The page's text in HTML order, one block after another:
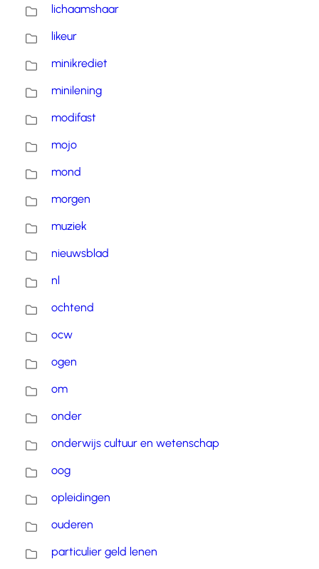
lichaamshaar
likeur
minikrediet
minilening
modifast
mojo
mond
morgen
muziek
nieuwsblad
nl
ochtend
ocw
ogen
om
onder
onderwijs cultuur en wetenschap
oog
opleidingen
ouderen
particulier geld lenen